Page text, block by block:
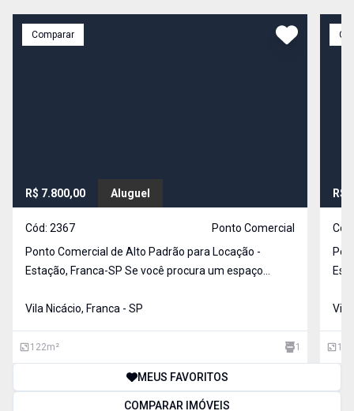
Comparar
R$ 7.800,00 Aluguel
Cód: 2367
Ponto Comercial
Ponto Comercial de Alto Padrão para Locação -
Estação, Franca-SP Se você procura um espaço
negócio, esta é a oportunidade ideal! Localizado na
Edifí
Vila Nicácio, Franca - SP
122m² 1
R$
Estação,
Edifí
Vila
126
MEUS FAVORITOS
COMPARAR IMÓVEIS